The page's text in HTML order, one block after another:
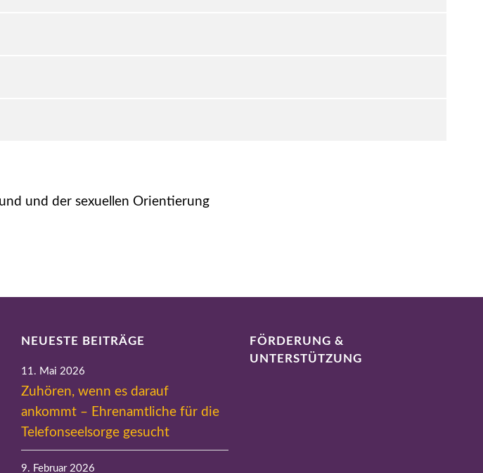
und der sexuellen Orientierung
NEUESTE BEITRÄGE
11. Mai 2026
Zuhören, wenn es darauf
ankommt – Ehrenamtliche für die
Telefonseelsorge gesucht
9. Februar 2026
FÖRDERUNG &
UNTERSTÜTZUNG